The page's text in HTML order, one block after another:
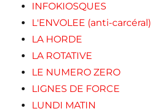
INFOKIOSQUES
L'ENVOLEE (anti-carcéral)
LA HORDE
LA ROTATIVE
LE NUMERO ZERO
LIGNES DE FORCE
LUNDI MATIN